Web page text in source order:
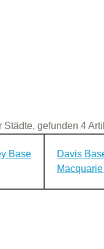
Städte, gefunden 4
Base
Davis